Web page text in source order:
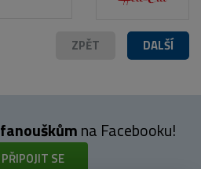
DALŠÍ
ZPĚT
fanouškůmna Facebooku!
PŘIPOJIT SE